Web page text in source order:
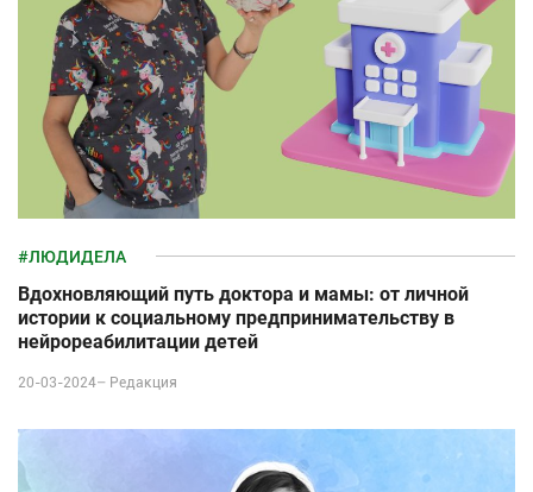
#ЛЮДИДЕЛА
Вдохновляющий путь доктора и мамы: от личной
истории к социальному предпринимательству в
нейрореабилитации детей
20-03-2024– Редакция